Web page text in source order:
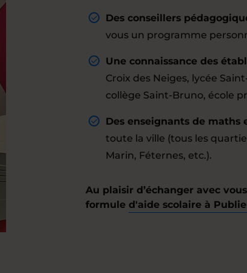
Des conseillers
vous un programme
Une connaissance des
Croix des Neiges, lycée
collège Saint-Bruno, école
Des enseignants de maths
toute la ville (tous les
Marin, Féternes, etc.).
Au plaisir d’échanger avec
formule d'aide scolaire à